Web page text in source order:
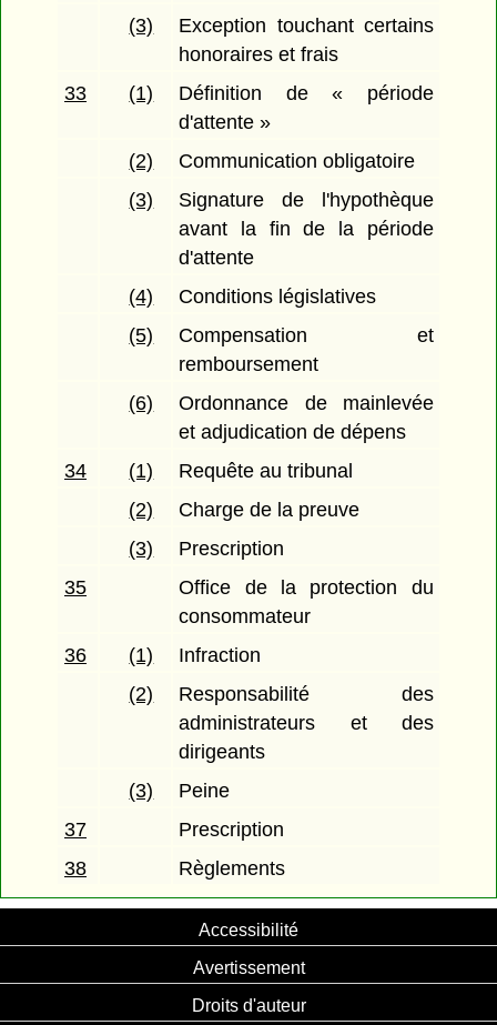
(3)
Exception touchant certains
honoraires et frais
33
(1)
Définition de « période
d'attente »
(2)
Communication obligatoire
(3)
Signature de l'hypothèque
avant la fin de la période
d'attente
(4)
Conditions législatives
(5)
Compensation et
remboursement
(6)
Ordonnance de mainlevée
et adjudication de dépens
34
(1)
Requête au tribunal
(2)
Charge de la preuve
(3)
Prescription
35
Office de la protection du
consommateur
36
(1)
Infraction
(2)
Responsabilité des
administrateurs et des
dirigeants
(3)
Peine
37
Prescription
38
Règlements
Accessibilité
Avertissement
Droits d'auteur